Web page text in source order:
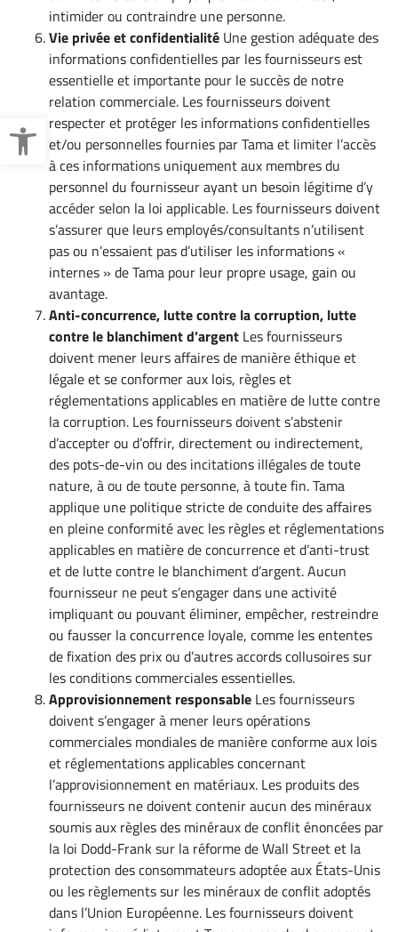
Ouvrir la barre d’outils
intimider ou contraindre une personne.
Vie privée et confidentialité Une gestion adéquate des
informations confidentielles par les fournisseurs est
essentielle et importante pour le succès de notre
relation commerciale. Les fournisseurs doivent
respecter et protéger les informations confidentielles
et/ou personnelles fournies par Tama et limiter l’accès
à ces informations uniquement aux membres du
personnel du fournisseur ayant un besoin légitime d’y
accéder selon la loi applicable. Les fournisseurs doivent
s’assurer que leurs employés/consultants n’utilisent
pas ou n’essaient pas d’utiliser les informations «
internes » de Tama pour leur propre usage, gain ou
avantage.
Anti-concurrence, lutte contre la corruption, lutte
contre le blanchiment d’argent Les fournisseurs
doivent mener leurs affaires de manière éthique et
légale et se conformer aux lois, règles et
réglementations applicables en matière de lutte contre
la corruption. Les fournisseurs doivent s’abstenir
d’accepter ou d’offrir, directement ou indirectement,
des pots-de-vin ou des incitations illégales de toute
nature, à ou de toute personne, à toute fin. Tama
applique une politique stricte de conduite des affaires
en pleine conformité avec les règles et réglementations
applicables en matière de concurrence et d’anti-trust
et de lutte contre le blanchiment d’argent. Aucun
fournisseur ne peut s’engager dans une activité
impliquant ou pouvant éliminer, empêcher, restreindre
ou fausser la concurrence loyale, comme les ententes
de fixation des prix ou d’autres accords collusoires sur
les conditions commerciales essentielles.
Approvisionnement responsable Les fournisseurs
doivent s’engager à mener leurs opérations
commerciales mondiales de manière conforme aux lois
et réglementations applicables concernant
l’approvisionnement en matériaux. Les produits des
fournisseurs ne doivent contenir aucun des minéraux
soumis aux règles des minéraux de conflit énoncées par
la loi Dodd-Frank sur la réforme de Wall Street et la
protection des consommateurs adoptée aux États-Unis
ou les règlements sur les minéraux de conflit adoptés
dans l’Union Européenne. Les fournisseurs doivent